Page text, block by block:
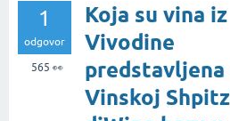
1
odgovor
565 👀
Koja su vina iz
Vivodine
predstavljena
Vinskoj